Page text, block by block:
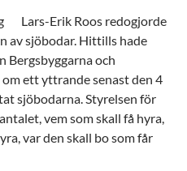
Lars-Erik Roos redogjorde
av sjöbodar. Hittills hade
Bergsbyggarna och
ett yttrande senast den 4
sjöbodarna. Styrelsen för
vem som skall få hyra,
var den skall bo som får